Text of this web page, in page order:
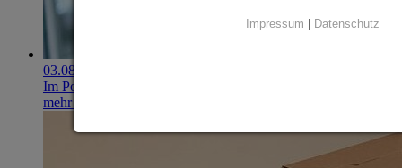
03.08.2026
Im Portfolio: Iset Telecom, IT für das Gesundheitswesen
mehr erfahren
Impressum Datenschutz